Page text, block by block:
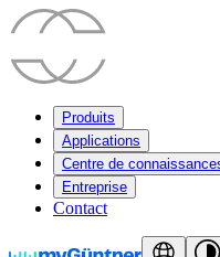
Produits
Applications
Centre de
Entreprise
Contact